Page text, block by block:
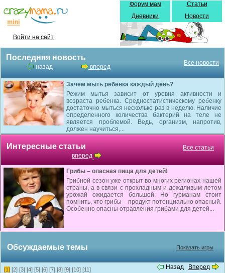
Войти на сайт
Форум мам
Дневники
Статьи
Новости
Последняя новость
назад вперед
Все новости
Зачем мыть ребенка каждый день?
Режим мытья зависит от уровня активности и
возраста ребенка. Среднестатистическому ребенку
достаточно мыться несколько раз в неделю. Наличие
определенного количества бактерий на теле не
является проблемой. Ведь, организм, напротив,
должен научиться,...
Интересные статьи
вперед
Все статьи
Грибы – опасная пища для детей!
Грибной сезон уже открыт во многих регионах нашей
страны, а в связи с прохладным и дождливым летом
урожай ожидается большой. Но гурманам стоит
помнить, что грибы – продукт потенциально опасный.
Особенно опасны отравления грибами для детей...
Обсуждаемые темы Показать игры
Назад Вперед
[1] [2] [3] [4] [5] [6] [7] [8] [9] [10] [11]